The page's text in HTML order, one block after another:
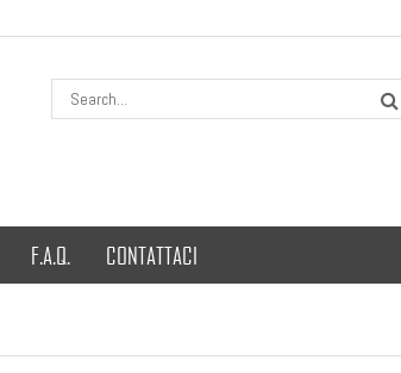
F.A.Q. CONTATTACI